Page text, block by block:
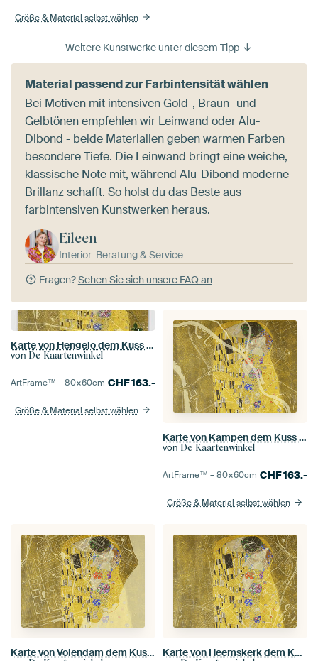
Größe & Material selbst wählen
Weitere Kunstwerke unter diesem Tipp
Material passend zur Farbintensität wählen
Bei Motiven mit intensiven Gold-, Braun- und
Gelbtönen empfehlen wir Leinwand oder Alu-
Dibond - beide Materialien geben warmen Farben
besondere Tiefe. Die Leinwand bringt eine weiche,
klassische Note mit, während Alu-Dibond moderne
Brillanz schafft. So holst du das Beste aus
farbintensiven Kunstwerken heraus.
Eileen
Interior-Beratung & Service
Fragen?Sehen Sie sich unsere FAQ an
Karte von Hengelo dem Kuss von Gustav Klimt
von De Kaartenwinkel
ArtFrame™ –80×60cm CHF163.-
Größe & Material selbst wählen
Karte von Kampen dem Kuss von Gustav Klimt
von De Kaartenwinkel
ArtFrame™ –80×60cm CHF163.-
Größe & Material selbst wählen
Karte von Volendam dem Kuss von Gustav Klimt Karte von Heemskerk dem Kuss von Gustav Klimt